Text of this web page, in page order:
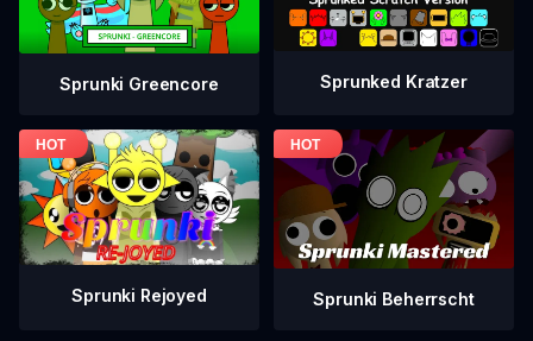
Sprunki Greencore Sprunked Kratzer
Sprunki Rejoyed Sprunki Beherrscht